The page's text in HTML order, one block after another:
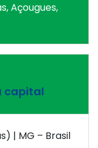
Açougues,
capital
| MG – Brasil